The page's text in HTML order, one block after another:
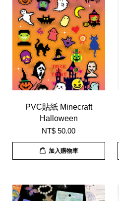
PVC貼紙 Minecraft
Halloween
NT$ 50.00
加入購物車